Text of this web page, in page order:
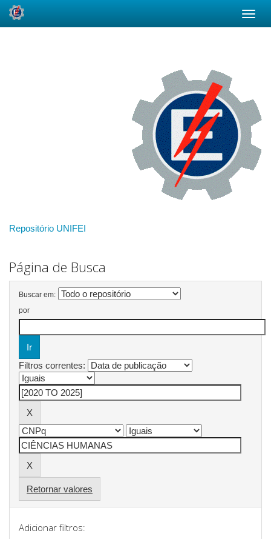
Repositório UNIFEI
Página de Busca
Buscar em:
por
Filtros correntes:
Retornar valores
Adicionar filtros: